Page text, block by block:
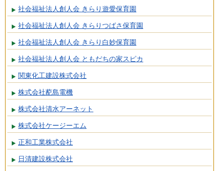
社会福祉法人創人会 きらり遊愛保育園
社会福祉法人創人会 きらりつばさ保育園
社会福祉法人創人会 きらり白妙保育園
社会福祉法人創人会 ともだちの家スピカ
関東化工建設株式会社
株式会社蓜島電機
株式会社清水アーネット
株式会社ケージーエム
正和工業株式会社
日清建設株式会社